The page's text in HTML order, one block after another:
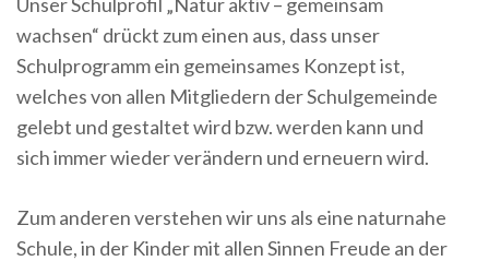
wachsen“ drückt zum einen aus, dass unser
Schulprogramm ein gemeinsames Konzept ist,
welches von allen Mitgliedern der Schulgemeinde
gelebt und gestaltet wird bzw. werden kann und
sich immer wieder verändern und erneuern wird.
Zum anderen verstehen wir uns als eine naturnahe
Schule, in der Kinder mit allen Sinnen Freude an der